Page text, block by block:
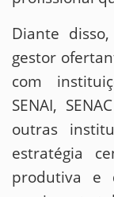
Diante
gestor
com
SENAI,
outras
estratégia
produtiva e